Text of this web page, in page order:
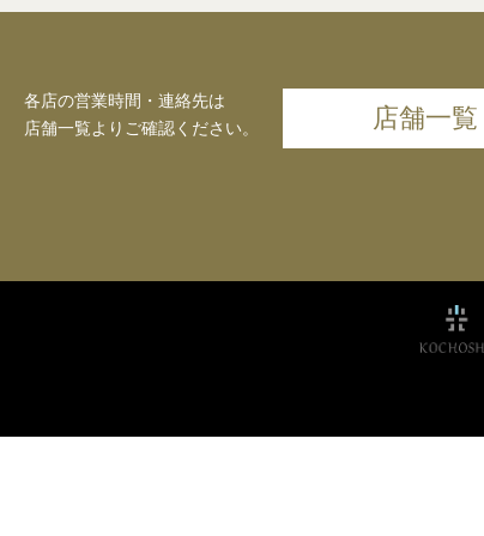
各店の営業時間・連絡先は
店舗一覧よりご確認ください。
店舗一覧